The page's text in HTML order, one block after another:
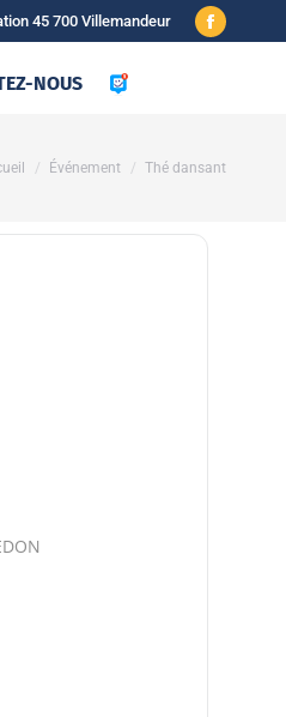
45 700 Villemandeur
Facebook
new
NOUS
êtes ici :Événement Thé dansant